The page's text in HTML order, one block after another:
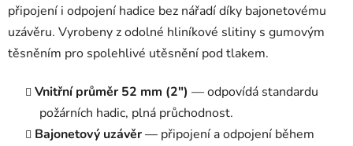
připojení i odpojení hadice bez nářadí díky bajonetovému
uzávěru. Vyrobeny z odolné hliníkové slitiny s gumovým
těsněním pro spolehlivé utěsnění pod tlakem.
Vnitřní průměr 52 mm (2") — odpovídá standardu
požárních hadic, plná průchodnost.
Bajonetový uzávěr— připojení a odpojení během